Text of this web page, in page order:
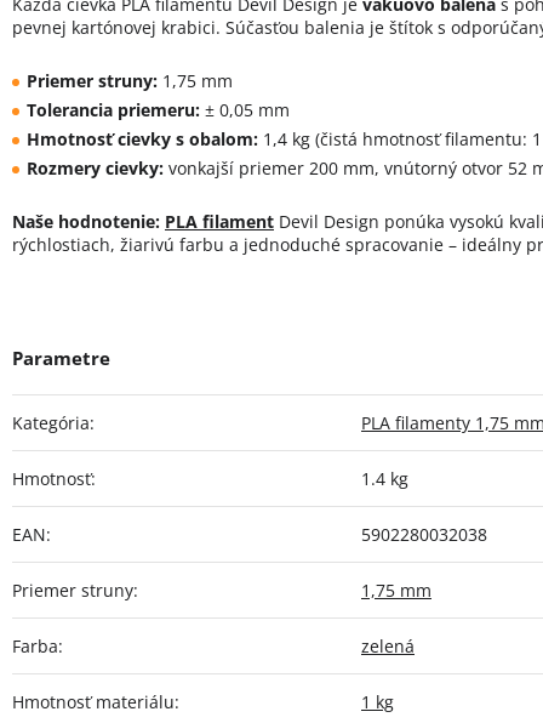
pevnej kartónovej krabici. Súčasťou balenia je štítok s
Priemer struny: 1,75 mm
Tolerancia priemeru: ± 0,05 mm
Hmotnosť cievky s obalom: 1,4 kg (čistá hmotnosť filamentu:
Rozmery cievky: vonkajší priemer 200 mm, vnútorný otvor 52
Naše hodnotenie: PLA filament Devil Design ponúka vysokú
rýchlostiach, žiarivú farbu a jednoduché spracovanie – ideálny
Kategória: PLA filamenty 1,75
Hmotnosť: 1.4 kg
EAN: 5902280032038
Priemer struny: 1,75 mm
Farba: zelená
Hmotnosť materiálu: 1 kg